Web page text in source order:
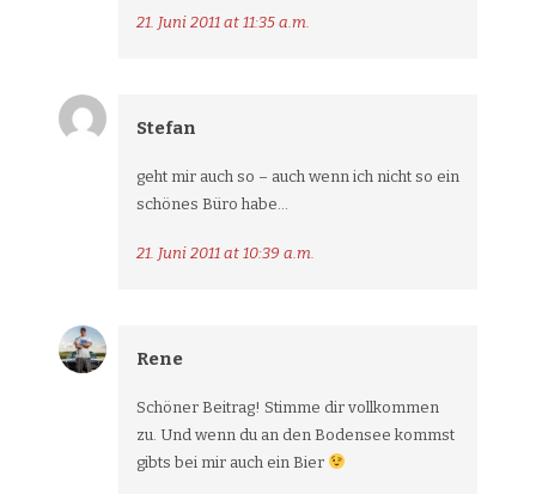
21. Juni 2011 at 11:35 a.m.
Stefan
geht mir auch so – auch wenn ich nicht so ein
schönes Büro habe…
21. Juni 2011 at 10:39 a.m.
Rene
Schöner Beitrag! Stimme dir vollkommen
zu. Und wenn du an den Bodensee kommst
gibts bei mir auch ein Bier